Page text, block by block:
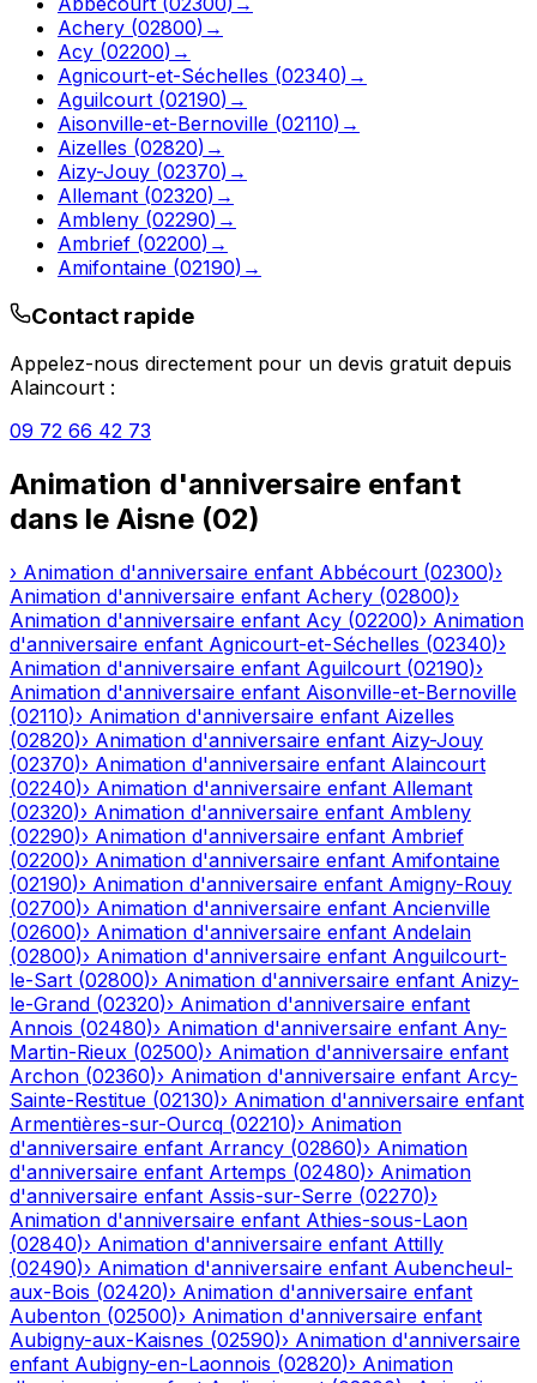
Achery (02800) →
Acy (02200) →
Agnicourt-et-Séchelles (02340) →
Aguilcourt (02190) →
Aisonville-et-Bernoville (02110) →
Aizelles (02820) →
Aizy-Jouy (02370) →
Allemant (02320) →
Ambleny (02290) →
Ambrief (02200) →
Amifontaine (02190) →
Contact rapide
Appelez-nous directement pour un devis gratuit depuis
Alaincourt :
09 72 66 42 73
Animation d'anniversaire enfant
dans le Aisne (02)
› Animation d'anniversaire enfant Abbécourt (02300)›
Animation d'anniversaire enfant Achery (02800)›
Animation d'anniversaire enfant Acy (02200)› Animation
d'anniversaire enfant Agnicourt-et-Séchelles (02340)›
Animation d'anniversaire enfant Aguilcourt (02190)›
Animation d'anniversaire enfant Aisonville-et-Bernoville
(02110)› Animation d'anniversaire enfant Aizelles
(02820)› Animation d'anniversaire enfant Aizy-Jouy
(02370)› Animation d'anniversaire enfant Alaincourt
(02240)› Animation d'anniversaire enfant Allemant
(02320)› Animation d'anniversaire enfant Ambleny
(02290)› Animation d'anniversaire enfant Ambrief
(02200)› Animation d'anniversaire enfant Amifontaine
(02190)› Animation d'anniversaire enfant Amigny-Rouy
(02700)› Animation d'anniversaire enfant Ancienville
(02600)› Animation d'anniversaire enfant Andelain
(02800)› Animation d'anniversaire enfant Anguilcourt-
le-Sart (02800)› Animation d'anniversaire enfant Anizy-
le-Grand (02320)› Animation d'anniversaire enfant
Annois (02480)› Animation d'anniversaire enfant Any-
Martin-Rieux (02500)› Animation d'anniversaire enfant
Archon (02360)› Animation d'anniversaire enfant Arcy-
Sainte-Restitue (02130)› Animation d'anniversaire enfant
Armentières-sur-Ourcq (02210)› Animation
d'anniversaire enfant Arrancy (02860)› Animation
d'anniversaire enfant Artemps (02480)› Animation
d'anniversaire enfant Assis-sur-Serre (02270)›
Animation d'anniversaire enfant Athies-sous-Laon
(02840)› Animation d'anniversaire enfant Attilly
(02490)› Animation d'anniversaire enfant Aubencheul-
aux-Bois (02420)› Animation d'anniversaire enfant
Aubenton (02500)› Animation d'anniversaire enfant
Aubigny-aux-Kaisnes (02590)› Animation d'anniversaire
enfant Aubigny-en-Laonnois (02820)› Animation